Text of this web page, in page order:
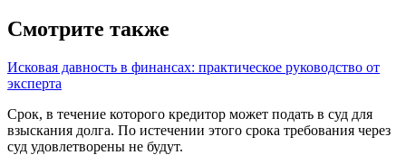
Смотрите также
Исковая давность в финансах: практическое руководство от
эксперта
Срок, в течение которого кредитор может подать в суд для
взыскания долга. По истечении этого срока требования через
суд удовлетворены не будут.